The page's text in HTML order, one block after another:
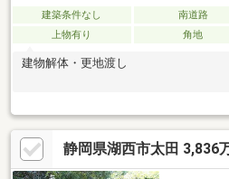
建築条件なし 南道路
上物有り
角地
建物解体・更地渡し
静岡県湖西市太田 3,836